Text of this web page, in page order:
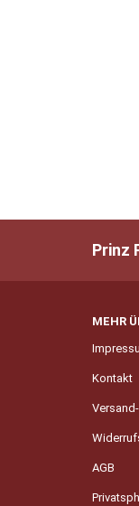
Prinz
MEHR
Kontakt
AGB